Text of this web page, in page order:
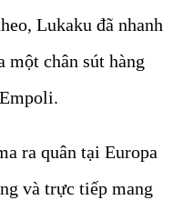
Lukaku đã nhanh
một chân sút hàng
ra quân tại Europa
và trực tiếp mang